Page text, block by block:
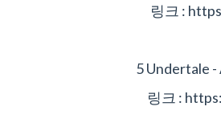
링크 :
5 Undertale
링크 :